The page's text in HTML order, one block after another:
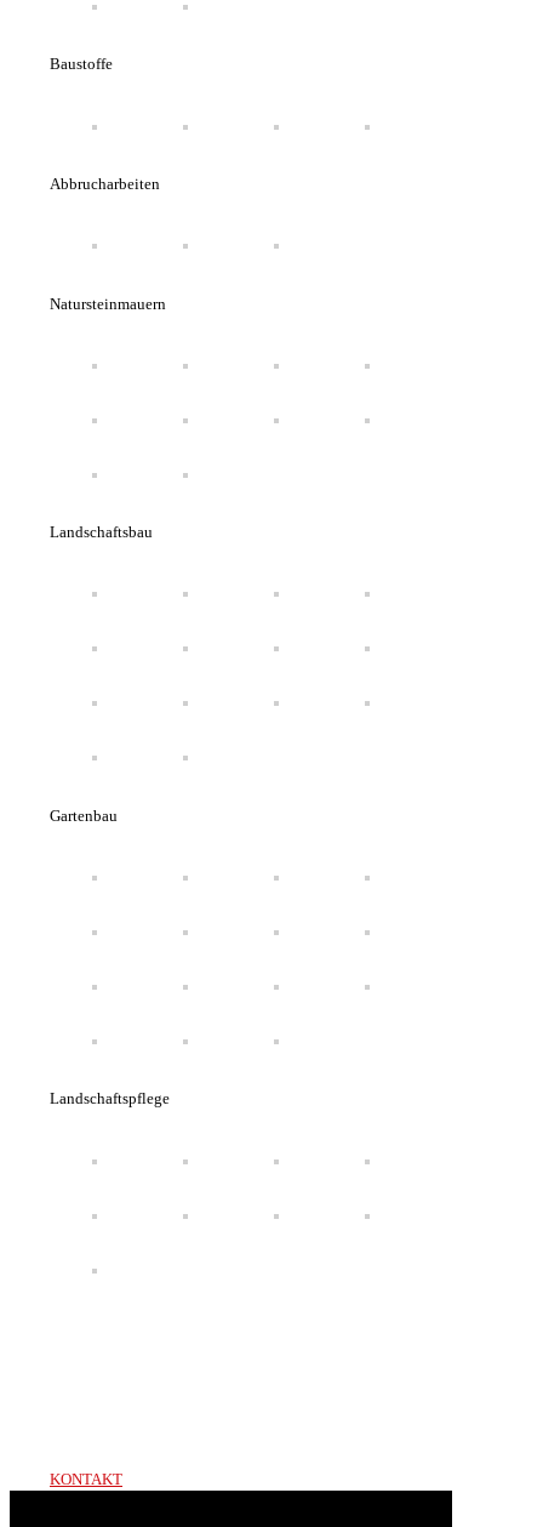
Baustoffe
Abbrucharbeiten
Natursteinmauern
Landschaftsbau
Gartenbau
Landschaftspflege
KONTAKT